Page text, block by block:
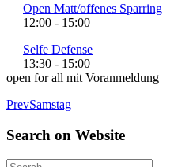
Open Matt/offenes Sparring
12:00 - 15:00
Selfe Defense
13:30 - 15:00
open for all mit Voranmeldung
PrevSamstag
Search on Website